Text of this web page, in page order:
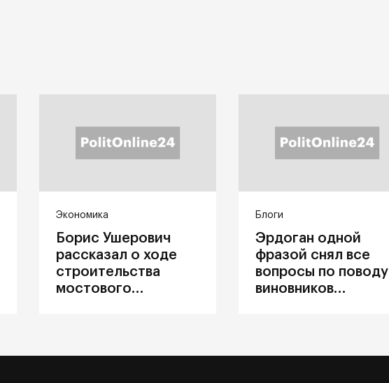
Экономика
Борис Ушерович
рассказал о ходе
строительства
мостового
Блоги
Эрдоган одной
фразой снял все
вопросы по поводу
виновников